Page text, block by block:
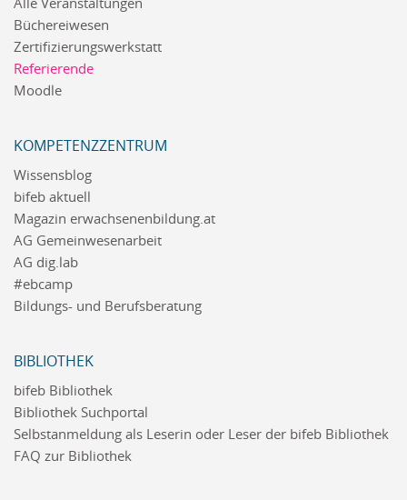
Büchereiwesen
Zertifizierungswerkstatt
Referierende
Moodle
KOMPETENZZENTRUM
Wissensblog
bifeb aktuell
Magazin erwachsenenbildung.at
AG Gemeinwesenarbeit
AG dig.lab
#ebcamp
Bildungs- und Berufsberatung
BIBLIOTHEK
bifeb Bibliothek
Bibliothek Suchportal
Selbstanmeldung als Leserin oder Leser der bifeb Bibliothek
FAQ zur Bibliothek